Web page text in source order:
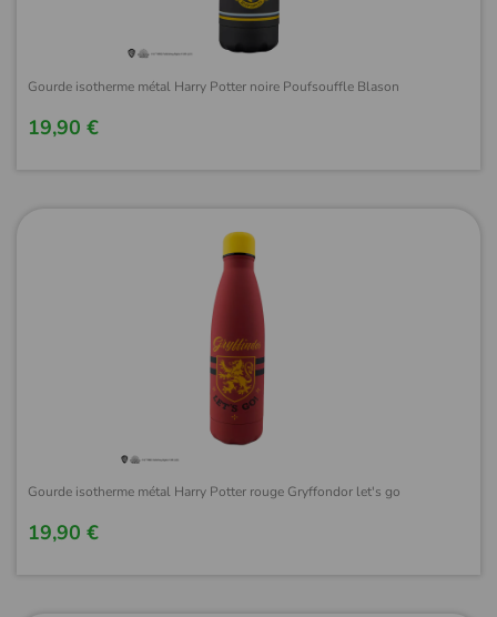
Gourde isotherme métal Harry Potter noire Poufsouffle Blason
19,90 €
Gourde isotherme métal Harry Potter rouge Gryffondor let's go
19,90 €